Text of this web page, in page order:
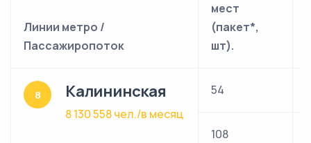
Линии метро /
Пассажиропоток
мест
(пакет*,
шт).
8 Калининская
8 130 558 чел./в месяц
54
108